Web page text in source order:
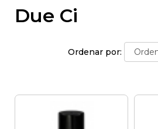
Due Ci
Ordenar por: